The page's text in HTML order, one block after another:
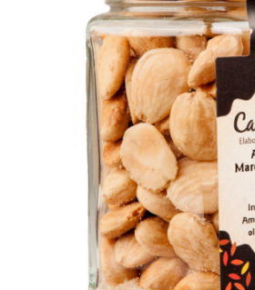
Select options
/